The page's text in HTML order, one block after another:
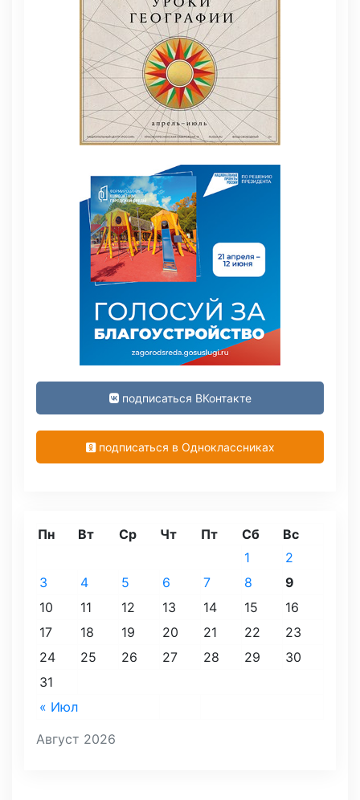
подписаться ВКонтакте
подписаться в Одноклассниках
Август 2026
Пн Вт Ср Чт Пт Сб Вс
« Июл
1
2
3
4 5 6 7 8
9
10
11 12 13 14 15
16
17
18 19 20 21 22
23
24
25 26 27 28 29
30
31